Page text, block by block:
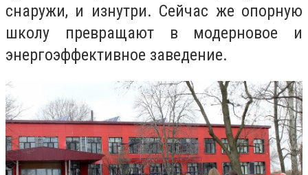
снаружи, и изнутри. Сейчас же опорную
школу превращают в модерновое и
энергоэффективное заведение.